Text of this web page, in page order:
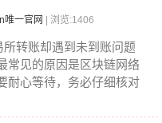
唯一官网 | 浏览:1406
所转账却遇到未到账问题
常见的原因是区块链网络
耐心等待，务必仔细核对